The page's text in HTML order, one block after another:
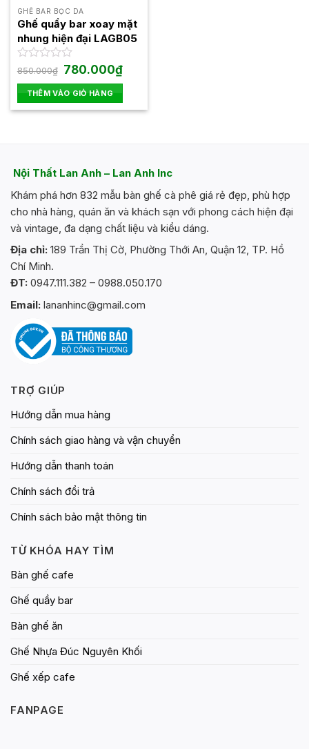
GHẾ BAR BỌC DA
Ghế quầy bar xoay mặt
nhung hiện đại LAGB05
Được
hạng
0
5
850.000₫ Giá
gốc
là:
850.000₫.
780.000₫Giá
hiện
tại
là:
780.000₫.
THÊM VÀO GIỎ HÀNG
Nội Thất Lan Anh – Lan Anh Inc
Khám phá hơn 832 mẫu bàn ghế cà phê giá rẻ đẹp, phù hợp
cho nhà hàng, quán ăn và khách sạn với phong cách hiện đại
và vintage, đa dạng chất liệu và kiểu dáng.
Địa chỉ: 189 Trần Thị Cờ, Phường Thới An, Quận 12, TP. Hồ
Chí Minh.
ĐT: 0947.111.382 – 0988.050.170
Email: lananhinc@gmail.com
TRỢ GIÚP
Hướng dẫn mua hàng
Chính sách giao hàng và vận chuyển
Hướng dẫn thanh toán
Chính sách đổi trả
Chính sách bảo mật thông tin
TỪ KHÓA HAY TÌM
Bàn ghế cafe
Ghế quầy bar
Bàn ghế ăn
Ghế Nhựa Đúc Nguyên Khối
Ghế xếp cafe
FANPAGE